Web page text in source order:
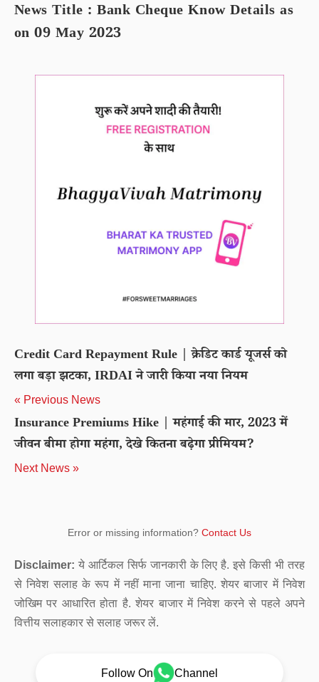
News Title : Bank Cheque Know Details as
on 09 May 2023
Credit Card Repayment Rule | क्रेडिट कार्ड यूजर्स को
लगा बड़ा झटका, IRDAI ने जारी किया नया नियम
« Previous News
Insurance Premiums Hike | महंगाई की मार, 2023 में
जीवन बीमा होगा महंगा, देखे कितना बढ़ेगा प्रीमियम?
Next News »
Error or missing information? Contact Us
Disclaimer: ये आर्टिकल सिर्फ जानकारी के लिए है. इसे किसी भी तरह
से निवेश सलाह के रूप में नहीं माना जाना चाहिए. शेयर बाजार में निवेश
जोखिम पर आधारित होता है. शेयर बाजार में निवेश करने से पहले अपने
वित्तीय सलाहकार से सलाह जरूर लें.
Follow On Channel